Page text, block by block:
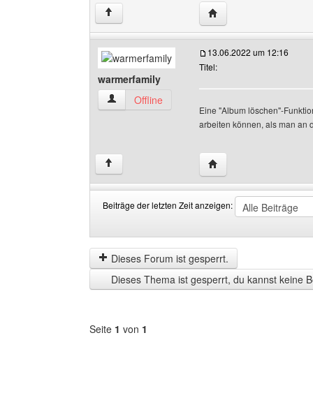
↑ Website dieses
warmerfamily
warmerfamily Benutzer-Profile anzeigen
Offline
13.06.2022 um 12:16
Titel:
Eine "Album löschen"-
arbeiten können, als man an
↑ Website dieses
Beiträge der letzten Zeit anzeigen:
der
letzten
Zeit
anzeigen
by
Dieses Forum ist gesperrt.
Dieses Thema ist gesperrt, du kannst keine
Seite 1 von 1